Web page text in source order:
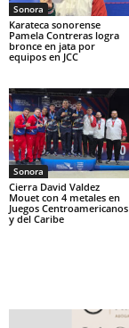
Sonora
Karateca sonorense
Pamela Contreras logra
bronce en jata por
equipos en JCC
Sonora
Cierra David Valdez
Mouet con 4 metales en
Juegos Centroamericanos
y del Caribe